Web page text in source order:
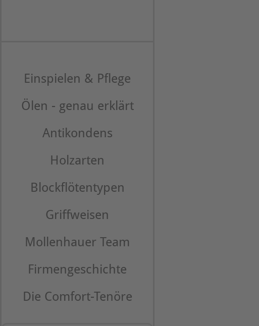
Einspielen & Pflege
Ölen - genau erklärt
Antikondens
Holzarten
Blockflötentypen
Griffweisen
Mollenhauer Team
Firmengeschichte
Die Comfort-Tenöre